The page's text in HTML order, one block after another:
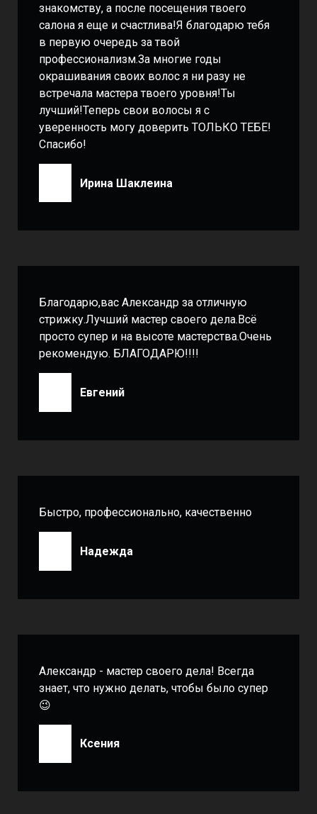
знакомству, а после посещения твоего
салона я еще и счастлива!Я благодарю тебя
в первую очередь за твой
профессионализм.За многие годы
окрашивания своих волос я ни разу не
встречала мастера твоего уровня!Ты
лучший!Теперь свои волосы я с
уверенность могу доверить ТОЛЬКО ТЕБЕ!
Спасибо!
Ирина Шаклеина
Благодарю,вас Александр за отличную
стрижку.Лучший мастер своего дела.Всё
просто супер и на высоте мастерства.Очень
рекомендую. БЛАГОДАРЮ!!!!
Евгений
Быстро, профессионально, качественно
Надежда
Александр - мастер своего дела! Всегда
знает, что нужно делать, чтобы было супер
😉
Ксения